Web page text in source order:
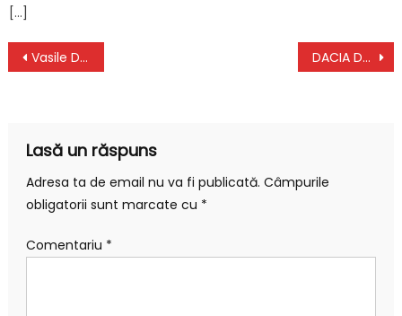
[…]
Navigare
Vasile Dincu: Anuntul Important privind Masura Luata de NATO pentru Romania DACIA Duster 3: Problemele MAJORE pentru SUV chiar Inainte de Lansare
Lasă un răspuns
Adresa ta de email nu va fi publicată. Câmpurile
obligatorii sunt marcate cu *
Comentariu *